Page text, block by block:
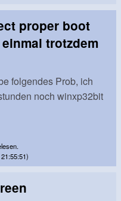
proper boot
trotzdem
folgendes Prob, ich
noch winxp32bit